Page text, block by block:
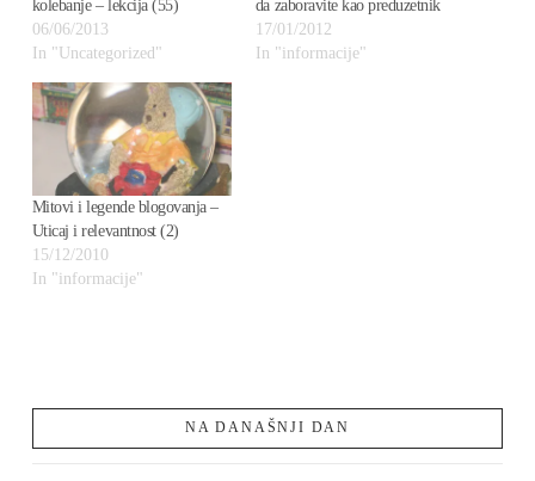
kolebanje – lekcija (55)
06/06/2013
In "Uncategorized"
da zaboravite kao preduzetnik
17/01/2012
In "informacije"
Mitovi i legende blogovanja –
Uticaj i relevantnost (2)
15/12/2010
In "informacije"
NA DANAŠNJI DAN